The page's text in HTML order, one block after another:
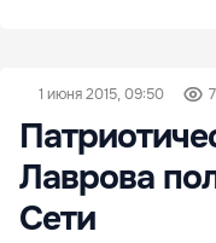
1 июня 2015, 09:50
Лаврова
Сети